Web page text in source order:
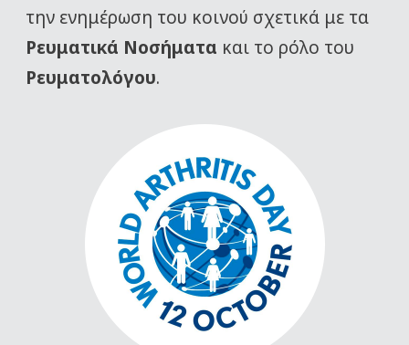
την ενημέρωση του κοινού σχετικά με τα
Ρευματικά Νοσήματα και το ρόλο του
Ρευματολόγου.